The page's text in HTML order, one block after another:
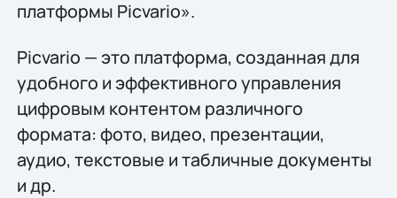
платформы Picvario».
Picvario — это платформа, созданная для
удобного и эффективного управления
цифровым контентом различного
формата: фото, видео, презентации,
аудио, текстовые и табличные документы
и др.